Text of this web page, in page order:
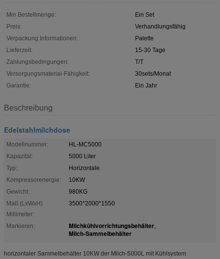
Min Bestellmenge:
Ein Set
Preis:
Verhandlungsfähig
Verpackung Informationen:
Palette
Lieferzeit:
15-30 Tage
Zahlungsbedingungen:
T/T
Versorgungsmaterial-Fähigkeit:
30sets/Monat
Garantie:
Ein Jahr
Beschreibung
Edelstahlmilchdose
Modellnummer:
HL-MC5000
Kapazität:
5000 Liter
Typ:
Horizontale
Kompressorenergie:
10KW
Gewicht:
980KG
Maß (LxWxH)
Millimeter:
3500*2000*1550
Markieren: Milchkühlvorrichtungsbehälter,
Milch-Sammelbehälter
horizontaler Sammelbehälter 10KW der Milch-5000L mit Kühlsystem